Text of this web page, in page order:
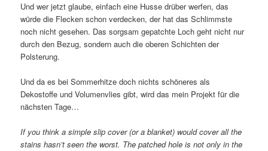
Und wer jetzt glaube, einfach eine Husse drüber werfen, das
würde die Flecken schon verdecken, der hat das Schlimmste
noch nicht gesehen. Das sorgsam gepatchte Loch geht nicht nur
durch den Bezug, sondern auch die oberen Schichten der
Polsterung.
Und da es bei Sommerhitze doch nichts schöneres als
Dekostoffe und Volumenvlies gibt, wird das mein Projekt für die
nächsten Tage…
If you think a simple slip cover (or a blanket) would cover all the
stains hasn’t seen the worst. The patched hole is not only in the